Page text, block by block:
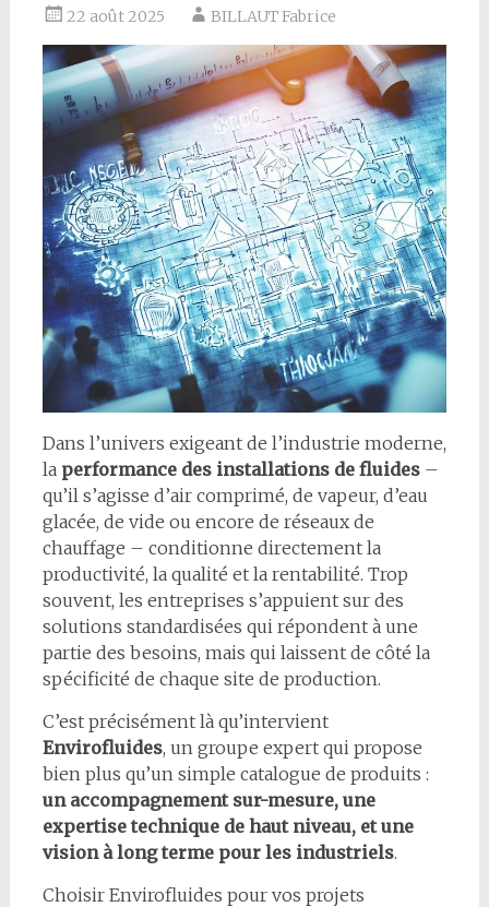
22 août 2025 BILLAUT Fabrice
Dans l’univers exigeant de l’industrie moderne,
la performance des installations de fluides–
qu’il s’agisse d’air comprimé, de vapeur, d’eau
glacée, de vide ou encore de réseaux de
chauffage – conditionne directement la
productivité, la qualité et la rentabilité. Trop
souvent, les entreprises s’appuient sur des
solutions standardisées qui répondent à une
partie des besoins, mais qui laissent de côté la
spécificité de chaque site de production.
C’est précisément là qu’intervient
Envirofluides, un groupe expert qui propose
bien plus qu’un simple catalogue de produits :
un accompagnement sur-mesure, une
expertise technique de haut niveau, et une
vision à long terme pour les industriels.
Choisir Envirofluides pour vos projets